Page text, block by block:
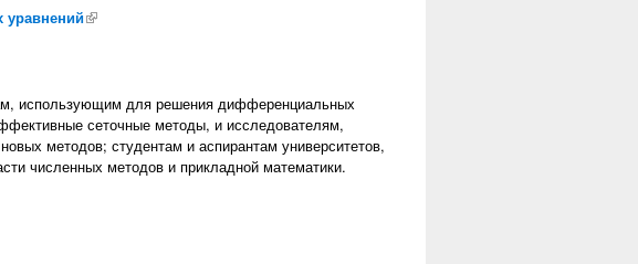
(внешняя ссылка)
использующим для решения дифференциальных
сеточные методы, и исследователям,
методов; студентам и аспирантам университетов,
численных методов и прикладной математики.